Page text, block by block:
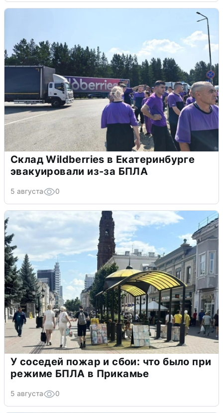
Склад Wildberries в Екатеринбурге
эвакуировали из-за БПЛА
5 августа 0
У соседей пожар и сбои: что было при
режиме БПЛА в Прикамье
5 августа 0